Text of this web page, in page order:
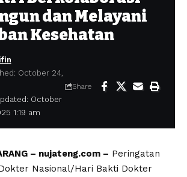
dan Melayani
Kesehatan
October
1:19 am
October 24,
Share
– nujateng.com – Peringatan
Nasional/Hari Bakti Dokter